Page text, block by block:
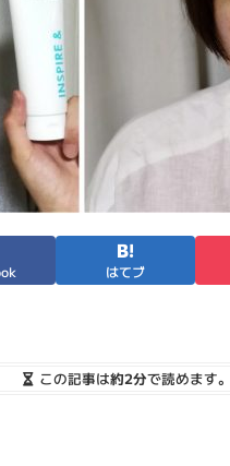
はてブ
この記事は約2分で読めます。